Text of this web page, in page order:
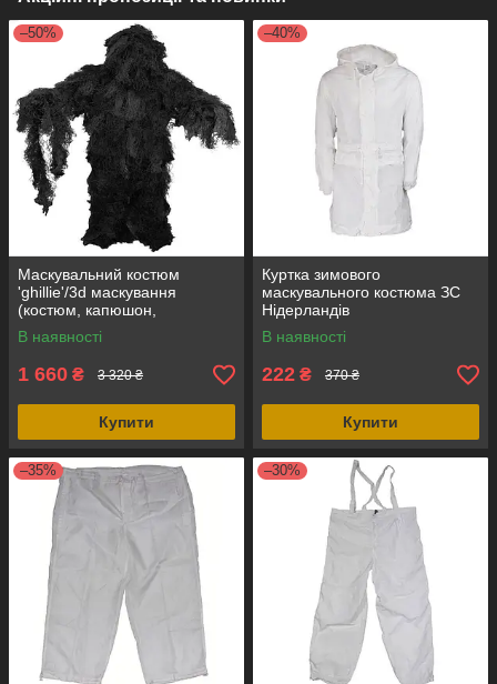
–50%
Маскувальний костюм
'ghillie'/3d маскування
(костюм, капюшон,
маскування зброї) нічний
камуфляж синтетика, MFH
(Німеччина)
В наявності
1 660 ₴ 3 320 ₴
Купити
–40%
Куртка зимового
маскувального костюма ЗС
Нідерландів
В наявності
222 ₴ 370 ₴
Купити
–35% –30%